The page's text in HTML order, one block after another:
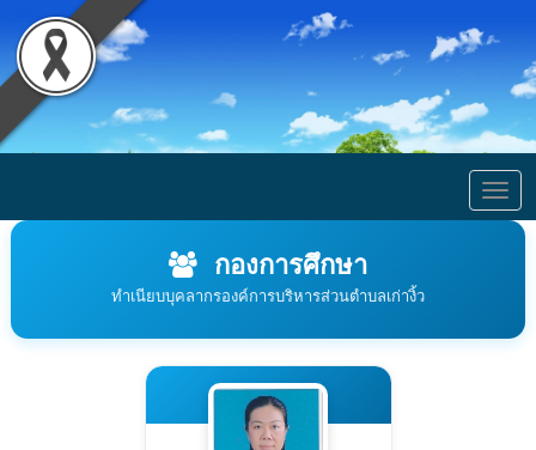
กองการศึกษา
ทำเนียบบุคลากรองค์การบริหารส่วนตำบลเก่างิ้ว